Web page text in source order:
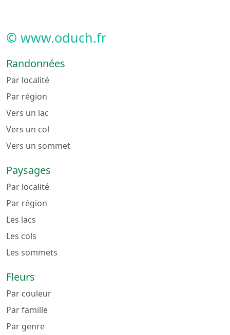
© www.oduch.fr
Randonnées
Par localité
Par région
Vers un lac
Vers un col
Vers un sommet
Paysages
Par localité
Par région
Les lacs
Les cols
Les sommets
Fleurs
Par couleur
Par famille
Par genre